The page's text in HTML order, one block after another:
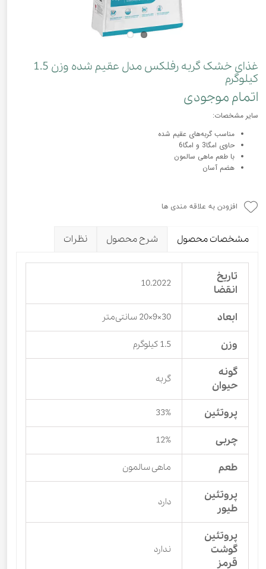
غذای خشک گربه رفلکس مدل عقیم شده وزن 1.5
کیلوگرم
اتمام موجودی
سایر مشخصات:
مناسب گربه‌های عقیم شده
حاوی امگا3 و امگا6
با طعم ماهی سالمون
هضم آسان
افزودن به علاقه مندی ها
مشخصات محصول شرح محصول نظرات
تاریخ
انقضا
10.2022
ابعاد 30×9×20 سانتی‌متر
وزن 1.5 کیلوگرم
گونه
حیوان
گربه
پروتئین 33%
چربی 12%
طعم ماهی سالمون
پروتئین
طیور
دارد
پروتئین
گوشت
قرمز
ندارد